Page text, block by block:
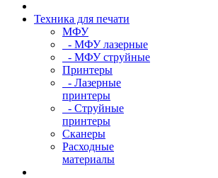
Техника для печати
МФУ
- МФУ лазерные
- МФУ струйные
Принтеры
- Лазерные
принтеры
- Струйные
принтеры
Сканеры
Расходные
материалы